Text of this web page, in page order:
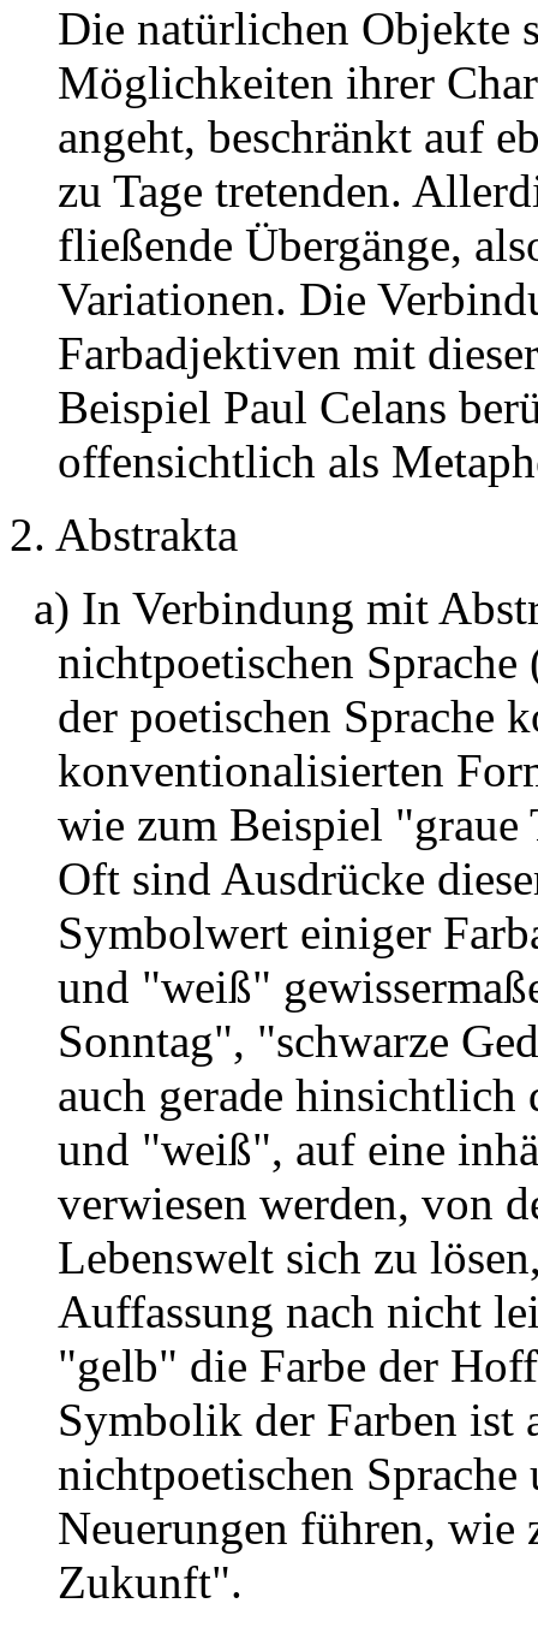
Die natürlichen Objekte
Möglichkeiten ihrer
angeht, beschränkt auf
zu Tage tretenden.
fließende Übergänge,
Variationen. Die
Farbadjektiven mit
Beispiel Paul Celans
offensichtlich als
2. Abstrakta
a) In Verbindung mit
nichtpoetischen Sprache
der poetischen Sprache
konventionalisierten
wie zum Beispiel
Oft sind Ausdrücke
Symbolwert einiger
und "weiß"
Sonntag", "schwarze
auch gerade hinsichtlich
und "weiß", auf eine
verwiesen werden, von
Lebenswelt sich zu
Auffassung nach nicht
"gelb" die Farbe der
Symbolik der Farben ist
nichtpoetischen
Neuerungen führen, wie
Zukunft".